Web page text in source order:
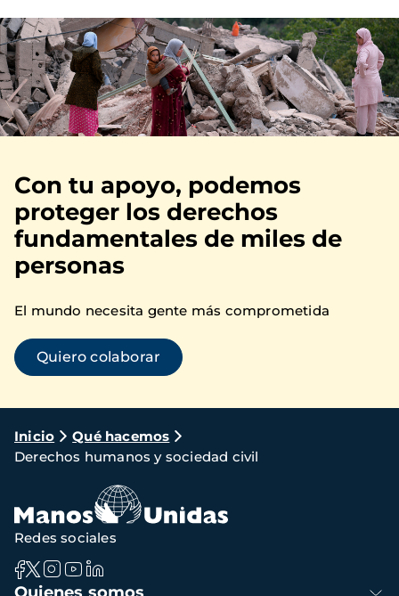
Imagen
Con tu apoyo, podemos
proteger los derechos
fundamentales de miles de
personas
El mundo necesita gente más comprometida
Quiero colaborar
Ruta
de
navegación
Inicio
Qué hacemos
Derechos humanos y sociedad civil
Navegación
Redes sociales